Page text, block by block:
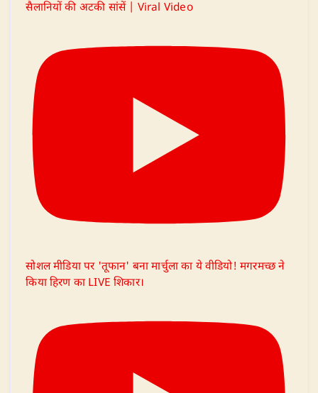
सैलानियों की अटकी सांसें | Viral Video
सोशल मीडिया पर 'तूफान' बना मार्चुला का ये वीडियो! मगरमच्छ ने
किया हिरण का LIVE शिकार।